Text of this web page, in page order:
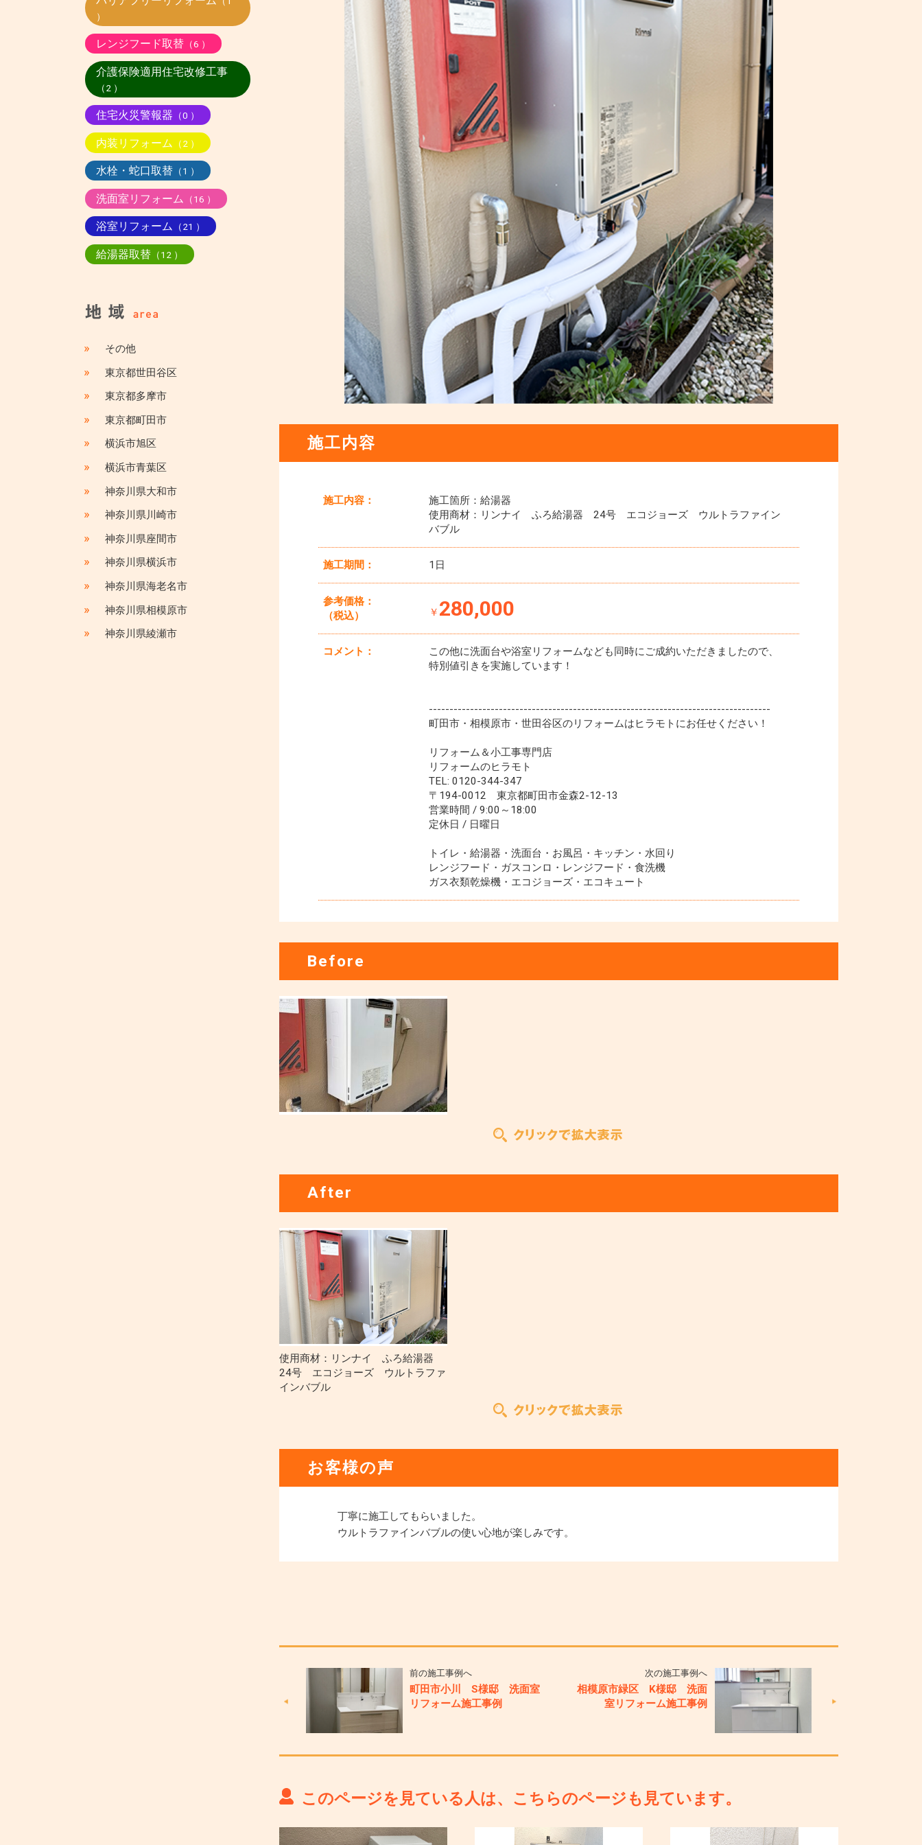
施工内容
施工内容：
施工箇所：給湯器
使用商材：リンナイ ふろ給湯器 24号 エコジョーズ ウルトラファイン
バブル
施工期間： 1日
参考価格：
（税込）
￥ 280,000
コメント：
この他に洗面台や浴室リフォームなども同時にご成約いただきましたので、
特別値引きを実施しています！
-----------------------------------------------------------------------------------
町田市・相模原市・世田谷区のリフォームはヒラモトにお任せください！
リフォーム＆小工事専門店
リフォームのヒラモト
TEL: 0120-344-347
〒194-0012 東京都町田市金森2-12-13
営業時間 / 9:00～18:00
定休日 / 日曜日
トイレ・給湯器・洗面台・お風呂・キッチン・水回り
レンジフード・ガスコンロ・レンジフード・食洗機
ガス衣類乾燥機・エコジョーズ・エコキュート
Before
After
使用商材：リンナイ ふろ給湯器
24号 エコジョーズ ウルトラファ
インバブル
お客様の声
丁寧に施工してもらいました。
ウルトラファインバブルの使い心地が楽しみです。
前の施工事例へ
町田市小川 S様邸 洗面室
リフォーム施工事例
次の施工事例へ
相模原市緑区 K様邸 洗面
室リフォーム施工事例
このページを見ている人は、こちらのページも見ています。
）
レンジフード取替（6 ）
介護保険適用住宅改修工事
（2 ）
住宅火災警報器 （0 ）
内装リフォーム （2 ）
水栓・蛇口取替（1 ）
洗面室リフォーム （16 ）
浴室リフォーム （21 ）
給湯器取替（12 ）
» その他
» 東京都世田谷区
» 東京都多摩市
» 東京都町田市
» 横浜市旭区
» 横浜市青葉区
» 神奈川県大和市
» 神奈川県川崎市
» 神奈川県座間市
» 神奈川県横浜市
» 神奈川県海老名市
» 神奈川県相模原市
» 神奈川県綾瀬市